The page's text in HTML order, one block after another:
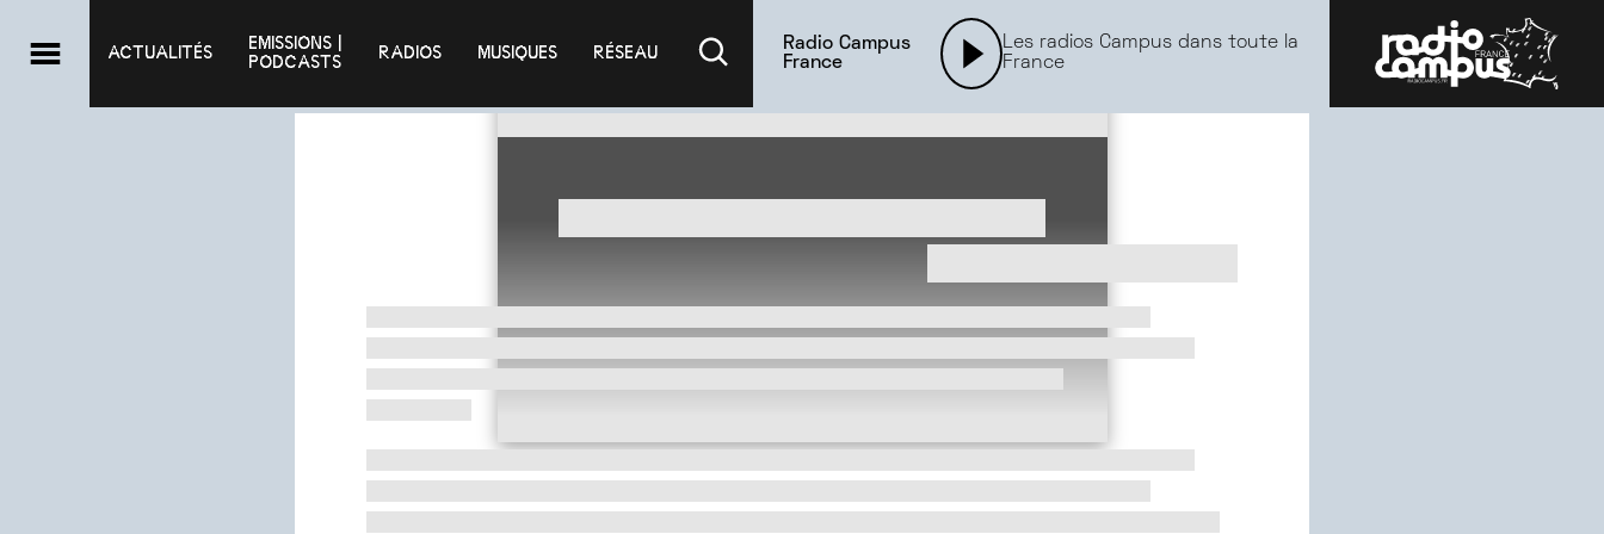
ACTUALITÉS
EMISSIONS |
PODCASTS
RADIOS MUSIQUES RÉSEAU
Radio Campus
France
Les radios Campus dans toute la
France